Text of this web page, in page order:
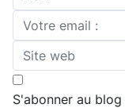
S'abonner au